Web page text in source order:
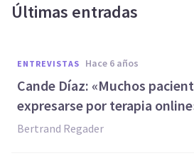
Últimas entradas
ENTREVISTAS hace 6 años
Cande Díaz: «Muchos
expresarse por terapia
Bertrand Regader